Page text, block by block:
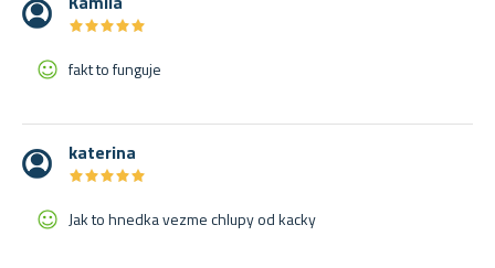
★★★★★
★★★★★
fakt to funguje
katerina
★★★★★
★★★★★
Jak to hnedka vezme chlupy od kacky